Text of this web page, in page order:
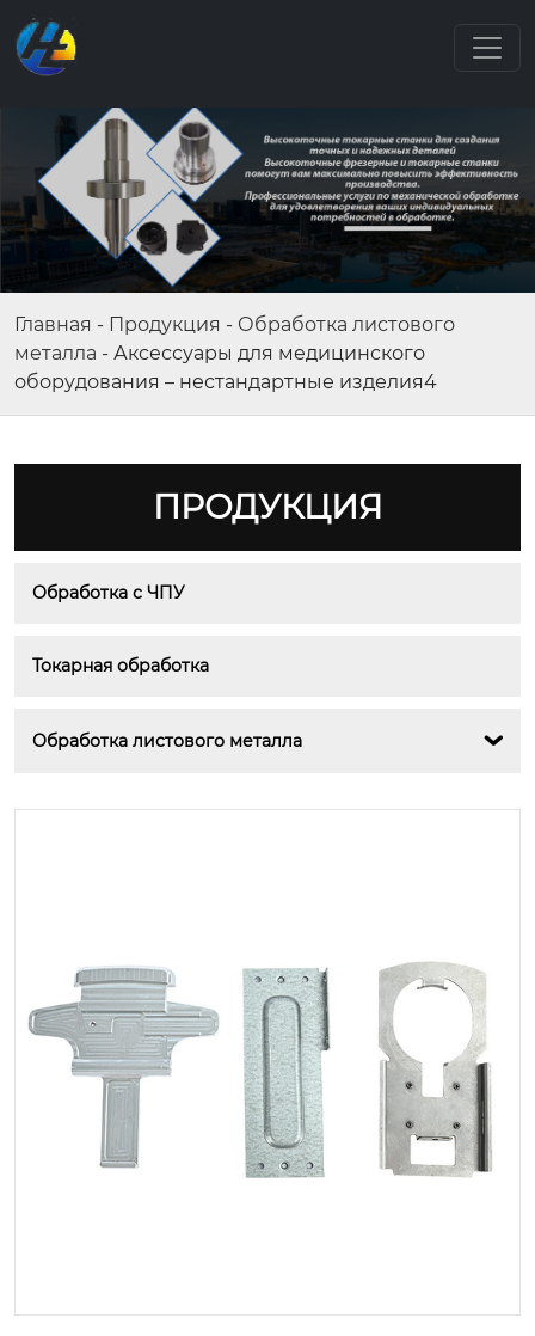
Главная - Продукция - Обработка листового
металла - Аксессуары для медицинского
оборудования – нестандартные изделия4
ПРОДУКЦИЯ
Обработка с ЧПУ
Токарная обработка
Обработка листового металла 